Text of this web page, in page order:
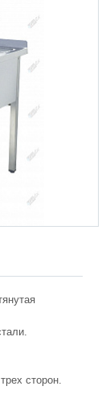
сторон.